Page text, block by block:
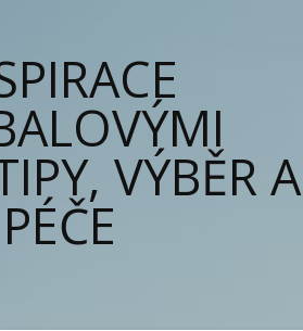
VÝBĚR A
PÉČE